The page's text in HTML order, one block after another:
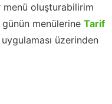
menü oluşturabilirim
menülerine Tarif
uygulaması üzerinden